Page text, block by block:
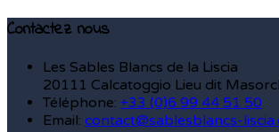
Contactez nous
Les Sables Blancs de la Liscia
20111 Calcatoggio Lieu dit
Téléphone: +33 (0)6 99 44 51 50
Email: contact@sablesblancs-